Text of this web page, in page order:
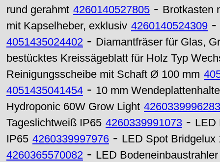
rund gerahmt 4260140527805 - Brotkasten
mit Kapselheber, exklusiv 4260140524309 -
4051435024402 - Diamantfräser für Glas,
bestücktes Kreissägeblatt für Holz Typ
Reinigungsscheibe mit Schaft Ø 100 mm
4051435041454 - 10 mm
Hydroponic 60W Grow Light 4260339996283
Tageslichtweiß IP65 4260339991073 - LED
IP65 4260339997976 - LED Spot Bridgelux
4260365570082 - LED